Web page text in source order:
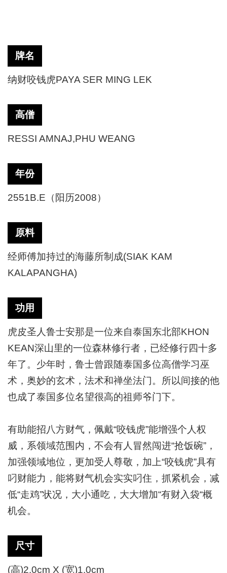
牌名
纳财咬钱虎PAYA SER MING LEK
高僧
RESSI AMNAJ,PHU WEANG
年份
2551B.E（阳历2008）
原料
经师傅加持过的海藤所制成(SIAK KAM
KALAPANGHA)
功用
虎皮圣人鲁士安那是一位来自泰国东北部KHON
KEAN深山里的一位森林修行者，已经修行四十多
年了。少年时，鲁士曾跟随泰国多位高僧学习巫
术，奥妙的玄术，法术和禅坐法门。所以间接的他
也成了泰国多位名望很高的祖师爷门下。
有助能招八方财气，佩戴“咬钱虎”能增强个人权
威，系领域范围内，不会有人冒然闯进“抢饭碗”，
加强领域地位，更加受人尊敬，加上“咬钱虎”具有
叼财能力，能将财气机会实实叼住，抓紧机会，减
低“走鸡”状况，大小通吃，大大增加“有财入袋“概
机会。
尺寸
(高)2.0cm X (宽)1.0cm